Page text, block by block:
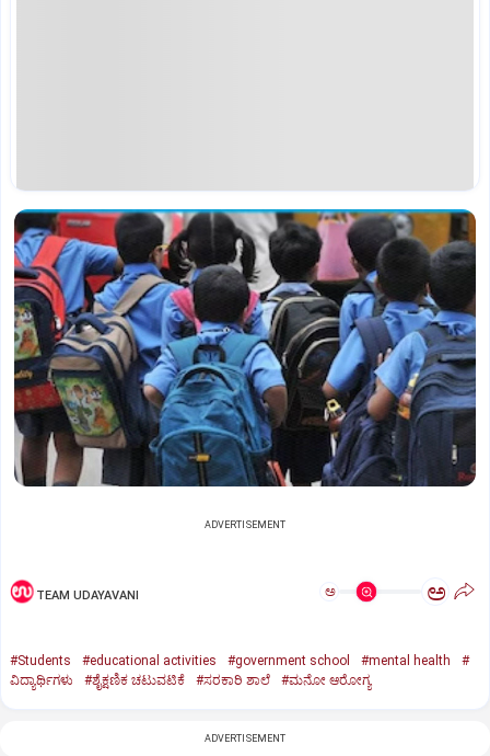
ADVERTISEMENT
TEAM UDAYAVANI ಅ ಅ
#Students #educational activities #government school #mental health
#
ವಿದ್ಯಾರ್ಥಿಗಳು
#ಶೈಕ್ಷಣಿಕ ಚಟುವಟಿಕೆ #ಸರಕಾರಿ ಶಾಲೆ #ಮನೋ ಆರೋಗ್ಯ
ADVERTISEMENT